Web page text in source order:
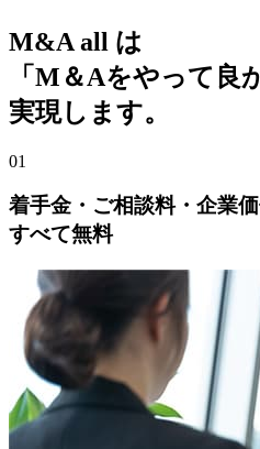
M&A all は
「M＆Aをやって良
実現します。
01
着手金・ご相談料・企業価
すべて無料